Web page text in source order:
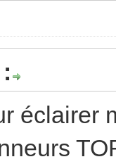
éclairer